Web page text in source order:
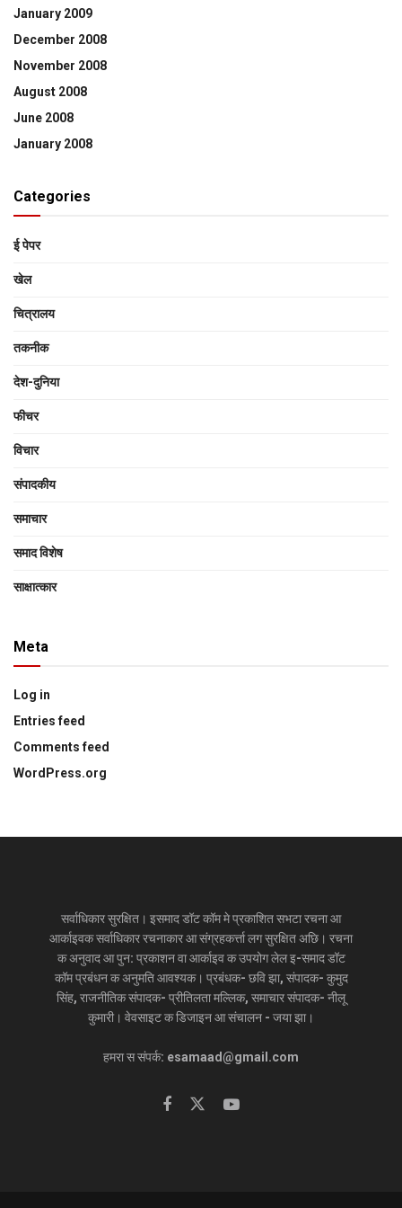
January 2009
December 2008
November 2008
August 2008
June 2008
January 2008
Categories
ई पेपर
खेल
चित्रालय
तकनीक
देश-दुनिया
फीचर
विचार
संपादकीय
समाचार
समाद विशेष
साक्षात्‍कार
Meta
Log in
Entries feed
Comments feed
WordPress.org
सर्वाधिकार सुरक्षित। इसमाद डॉट कॉम मे प्रकाशित सभटा रचना आ
आर्काइवक सर्वाधिकार रचनाकार आ संग्रहकर्त्ता लग सुरक्षित अछि। रचना
क अनुवाद आ पुन: प्रकाशन वा आर्काइव क उपयोग लेल इ-समाद डॉट
कॉम प्रबंधन क अनुमति आवश्यक। प्रबंधक- छवि झा, संपादक- कुमुद
सिंह, राजनीतिक संपादक- प्रीतिलता मल्लिक, समाचार संपादक- नीलू
कुमारी। वेवसाइट क डिजाइन आ संचालन - जया झा।
हमरा स संपर्क: esamaad@gmail.com